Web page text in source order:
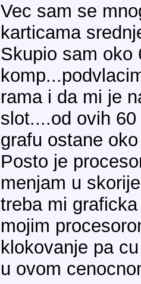
Vec sam se
karticama
Skupio sam oko
rama i da mi je
slot....od ovih
grafu ostane
Posto je
menjam u
treba mi
mojim
klokovanje pa
u ovom